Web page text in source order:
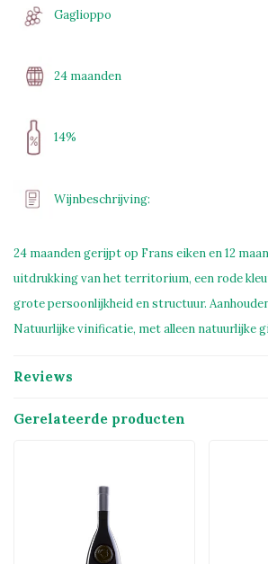
Gaglioppo
24 maanden
14%
Wijnbeschrijving:
24 maanden gerijpt op Frans eiken en 12
uitdrukking van het territorium, een rode
grote persoonlijkheid en structuur.
Natuurlijke vinificatie, met alleen natuurlijke
Reviews
Gerelateerde producten